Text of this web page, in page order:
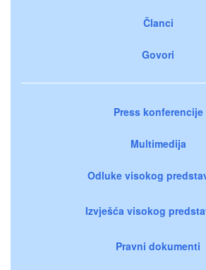
Članci
Govori
Press konferencije
Multimedija
Odluke visokog
Izvješća visokog
Pravni dokumenti